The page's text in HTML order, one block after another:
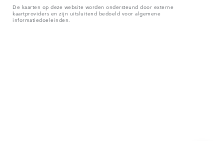
De kaarten op deze website worden ondersteund door externe
kaartproviders en zijn uitsluitend bedoeld voor algemene
informatiedoeleinden.